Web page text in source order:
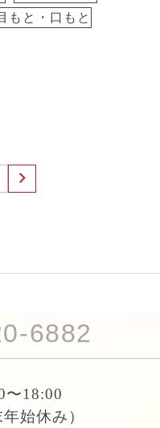
もと・口もと
6882
〜18:00
始休み）